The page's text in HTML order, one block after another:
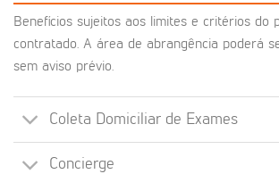
Benefícios sujeitos aos limites e critérios do
contratado. A área de abrangência poderá
sem aviso prévio.
Coleta Domiciliar de Exames
Concierge